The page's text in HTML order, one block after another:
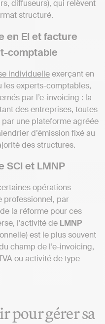
diffuseurs), qui relèvent
structuré.
en EI et facture
comptable
individuelleexerçant en
les experts-comptables,
par l’e-invoicing : la
des entreprises, toutes
une plateforme agréée
d’émission fixé au
des structures.
SCI et LMNP
opérations
professionnel, par
la réforme pour ces
l’activité de LMNP
est le plus souvent
champ de l’e-invoicing,
ou activité de type
pour gérer sa